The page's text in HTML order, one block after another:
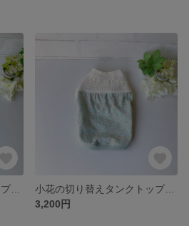
小花の切り替えタンクトップ（ピンク）【犬服３S～DM】
小花の切り替えタンクトップ（ミント）【犬服３S～DM】
3,200円